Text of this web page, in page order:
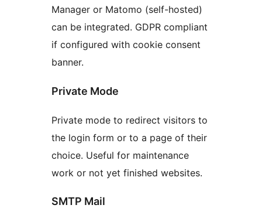
Manager or Matomo (self-hosted)
can be integrated. GDPR compliant
if configured with cookie consent
banner.
Private Mode
Private mode to redirect visitors to
the login form or to a page of their
choice. Useful for maintenance
work or not yet finished websites.
SMTP Mail